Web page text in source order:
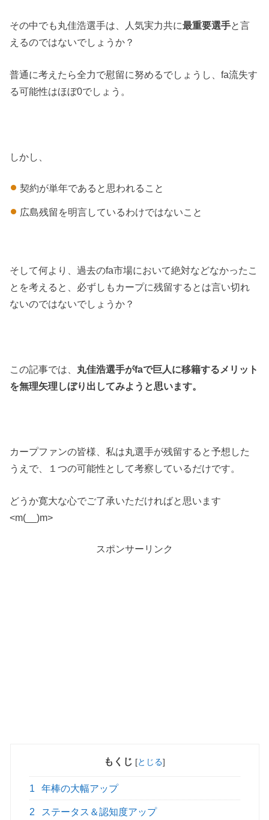
その中でも丸佳浩選手は、人気実力共に最重要選手と言
えるのではないでしょうか？
普通に考えたら全力で慰留に努めるでしょうし、fa流失す
る可能性はほぼ0でしょう。
しかし、
契約が単年であると思われること
広島残留を明言しているわけではないこと
そして何より、過去のfa市場において絶対などなかったこ
とを考えると、必ずしもカープに残留するとは言い切れ
ないのではないでしょうか？
この記事では、 丸佳浩選手がfaで巨人に移籍するメリット
を無理矢理しぼり出してみようと思います。
カープファンの皆様、私は丸選手が残留すると予想した
うえで、１つの可能性として考察しているだけです。
どうか寛大な心でご了承いただければと思います
<m(__)m>
スポンサーリンク
もくじ [とじる]
1 年棒の大幅アップ
2 ステータス＆認知度アップ